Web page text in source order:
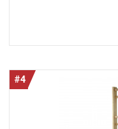
#4